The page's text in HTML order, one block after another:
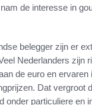
de interesse in
belegger zijn er
Nederlanders zijn
de euro en ervaren
Dat vergroot
onder particuliere en